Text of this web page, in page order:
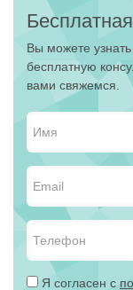
Вы можете
бесплатную
вами свяжемся.
Я согласен с